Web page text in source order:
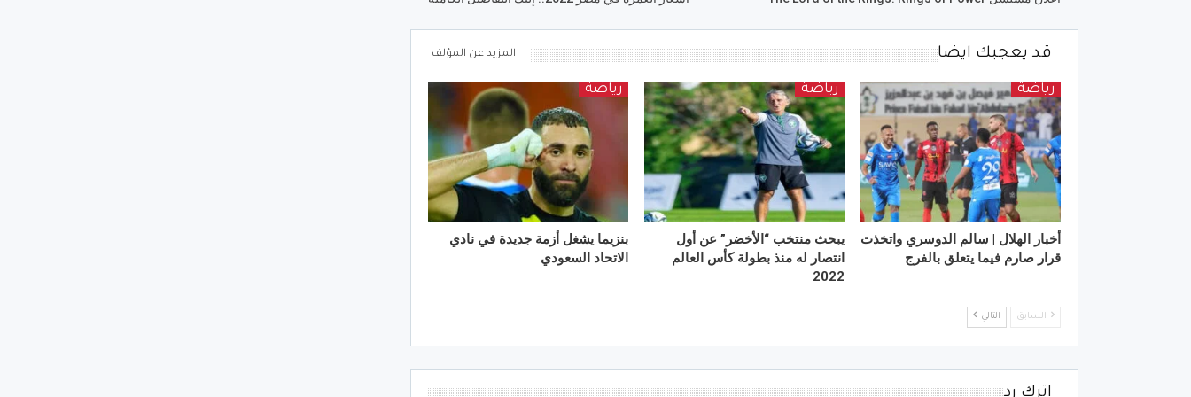
قد يعجبك ايضا المزيد عن المؤلف
رياضة
أخبار الهلال | سالم الدوسري واتخذت
قرار صارم فيما يتعلق بالفرج
رياضة
يبحث منتخب “الأخضر” عن أول
انتصار له منذ بطولة كأس العالم
2022
رياضة
بنزيما يشغل أزمة جديدة في نادي
الاتحاد السعودي
السابق التالي